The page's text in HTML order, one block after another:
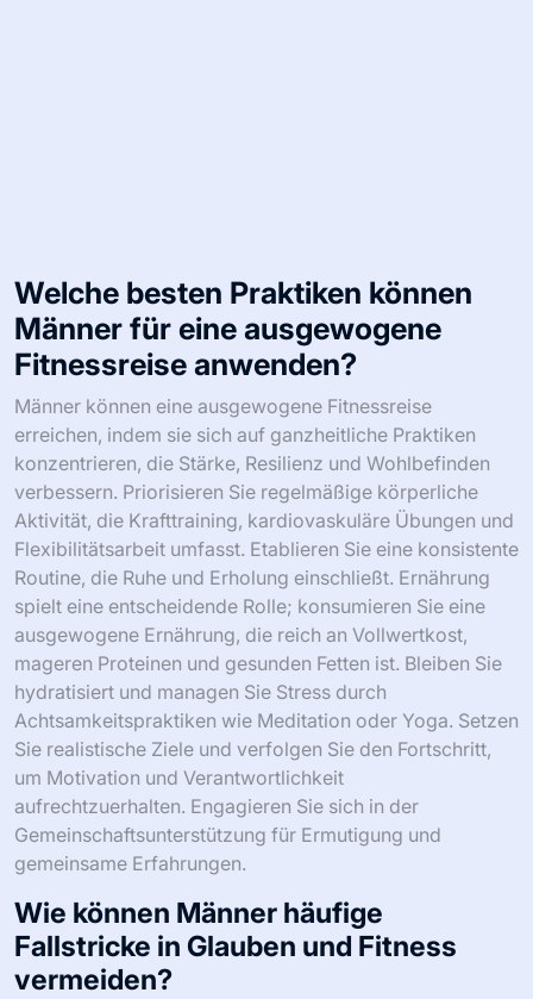
Welche besten Praktiken können
Männer für eine ausgewogene
Fitnessreise anwenden?
Männer können eine ausgewogene Fitnessreise
erreichen, indem sie sich auf ganzheitliche Praktiken
konzentrieren, die Stärke, Resilienz und Wohlbefinden
verbessern. Priorisieren Sie regelmäßige körperliche
Aktivität, die Krafttraining, kardiovaskuläre Übungen und
Flexibilitätsarbeit umfasst. Etablieren Sie eine konsistente
Routine, die Ruhe und Erholung einschließt. Ernährung
spielt eine entscheidende Rolle; konsumieren Sie eine
ausgewogene Ernährung, die reich an Vollwertkost,
mageren Proteinen und gesunden Fetten ist. Bleiben Sie
hydratisiert und managen Sie Stress durch
Achtsamkeitspraktiken wie Meditation oder Yoga. Setzen
Sie realistische Ziele und verfolgen Sie den Fortschritt,
um Motivation und Verantwortlichkeit
aufrechtzuerhalten. Engagieren Sie sich in der
Gemeinschaftsunterstützung für Ermutigung und
gemeinsame Erfahrungen.
Wie können Männer häufige
Fallstricke in Glauben und Fitness
vermeiden?